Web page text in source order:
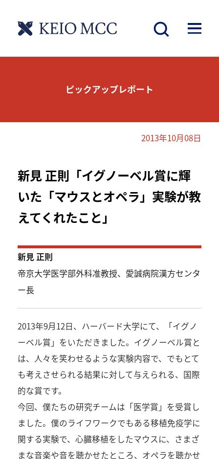
ピックアップレポート
2013年10月08日
新見 正則「イグノーベル賞に輝
いた「マウスとオペラ」実験が教
えてくれたこと」
新見 正則
帝京大学医学部外科准教授、愛誠病院漢方センタ
ー長
2013年9月12日、ハーバード大学にて、「イグノ
ーベル賞」をいただきました。イグノーベル賞と
は、人々を笑わせるような実験内容で、でもとて
も考えさせられる結果に対して与えられる、国際
的な賞です。
今回、僕たちの研究チームは「医学賞」を受賞し
ました。僕のライフワークでもある移植免疫学に
関する実験で、心臓移植をしたマウスに、さまざ
まな音楽や音を聴かせたところ、オペラを聴かせ